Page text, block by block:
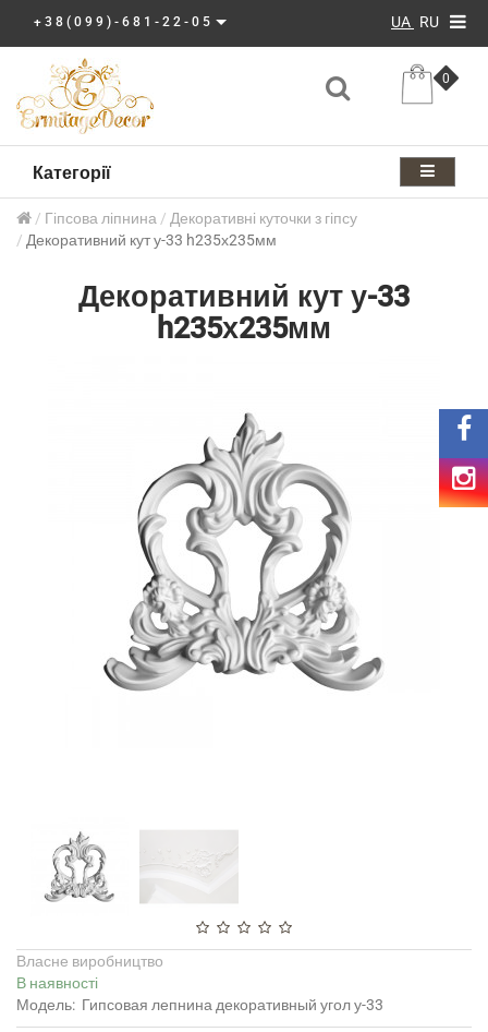
+38(099)-681-22-05 UA RU
0
Категорії
Гіпсова ліпнина
Декоративні куточки з гіпсу
Декоративний кут у-33 h235х235мм
Декоративний кут у-33
h235х235мм
Власне виробництво
В наявності
Модель: Гипсовая лепнина декоративный угол у-33